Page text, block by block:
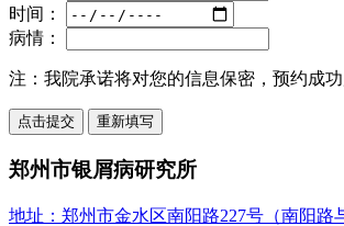
时间：
病情：
注： 我院承诺将对您的信息保密，预约成
郑州市银屑病研究所
地址：郑州市金水区南阳路227号（南阳路